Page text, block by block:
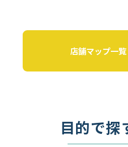
店舗マップ一覧
目的で探